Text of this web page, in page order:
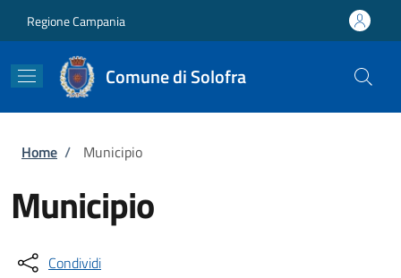
Regione Campania
Comune di Solofra
Briciole di pane
Home / Municipio
Municipio
Condividi